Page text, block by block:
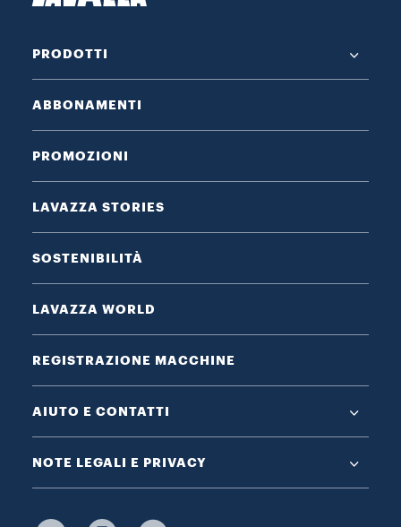
PRODOTTI
ABBONAMENTI
PROMOZIONI
LAVAZZA STORIES
SOSTENIBILITÀ
LAVAZZA WORLD
REGISTRAZIONE MACCHINE
AIUTO E CONTATTI
NOTE LEGALI E PRIVACY